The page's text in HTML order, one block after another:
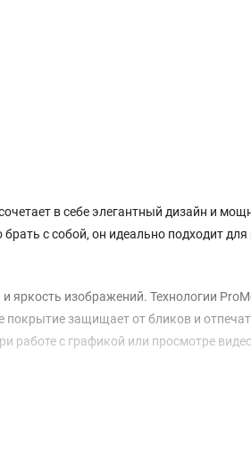
в себе элегантный дизайн и
с собой, он идеально подходит
яркость изображений. Технологии
защищает от бликов и
с графикой или просмотре видео.
а поддержка Wi-Fi 6 и Bluetooth 5.3